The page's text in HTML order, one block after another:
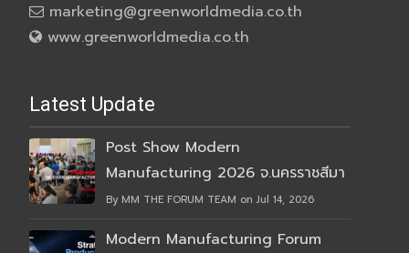
marketing@greenworldmedia.co.th
www.greenworldmedia.co.th
Latest Update
Post Show Modern
Manufacturing 2026 จ.นครราชสีมา
By MM THE FORUM TEAM on Jul 14, 2026
Modern Manufacturing Forum